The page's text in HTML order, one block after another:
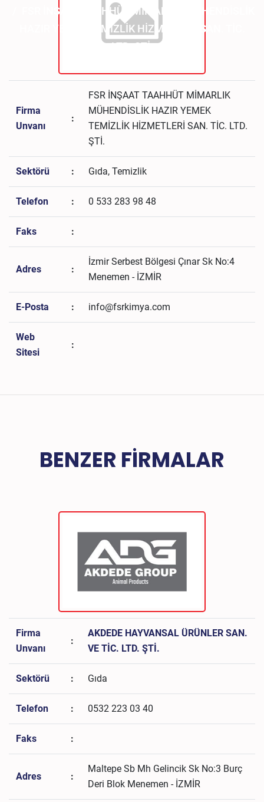
FSR İNŞAAT TAAHHÜT MİMARLIK MÜHENDİSLİK
HAZIR YEMEK TEMİZLİK HİZMETLERİ SAN. TİC.
LTD. ŞTİ.
Firma
Unvanı
:
FSR İNŞAAT TAAHHÜT MİMARLIK
MÜHENDİSLİK HAZIR YEMEK
TEMİZLİK HİZMETLERİ SAN. TİC. LTD.
ŞTİ.
Sektörü : Gıda, Temizlik
Telefon : 0 533 283 98 48
Faks :
Adres :
İzmir Serbest Bölgesi Çınar Sk No:4
Menemen - İZMİR
E-Posta : info@fsrkimya.com
Web
Sitesi
:
BENZER FIRMALAR
Firma
Unvanı
:
AKDEDE HAYVANSAL ÜRÜNLER SAN.
VE TİC. LTD. ŞTİ.
Sektörü : Gıda
Telefon : 0532 223 03 40
Faks :
Adres :
Maltepe Sb Mh Gelincik Sk No:3 Burç
Deri Blok Menemen - İZMİR